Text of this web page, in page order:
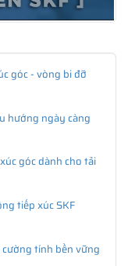
góc - vòng bi đỡ
hướng ngày càng
góc dành cho tải
tiếp xúc SKF
tính bền vững